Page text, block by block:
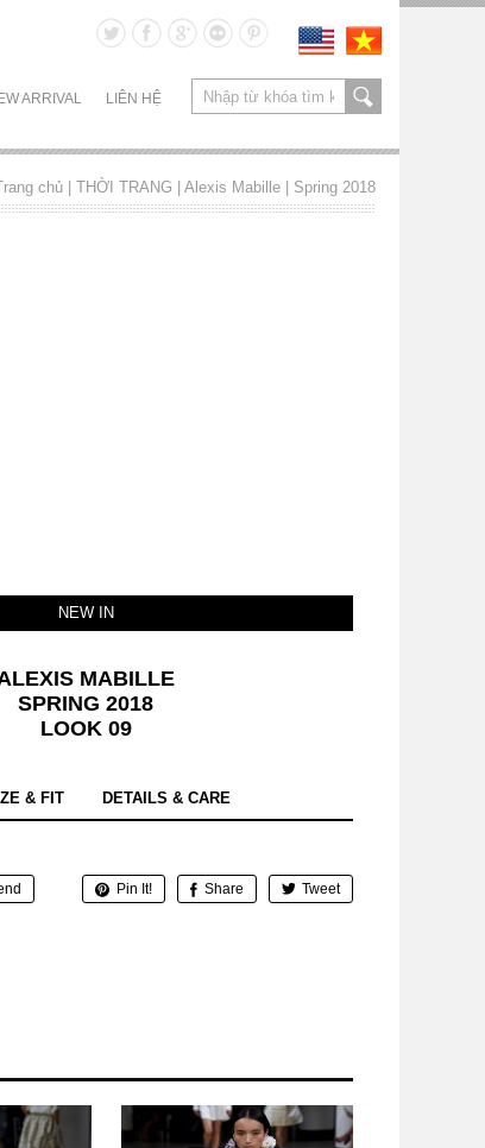
ARRIVAL LIÊN HỆ
chủ | THỜI TRANG | Alexis Mabille Spring 2018
NEW IN
MABILLE
SPRING 2018
LOOK 09
& FIT DETAILS & CARE
Tweet
Share
Pin It!